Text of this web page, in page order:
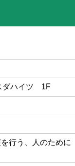
ダハイツ 1F
行う、人のために